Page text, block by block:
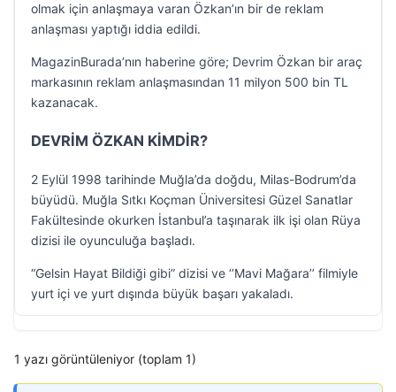
olmak için anlaşmaya varan Özkan’ın bir de reklam
anlaşması yaptığı iddia edildi.
MagazinBurada’nın haberine göre; Devrim Özkan bir araç
markasının reklam anlaşmasından 11 milyon 500 bin TL
kazanacak.
DEVRİM ÖZKAN KİMDİR?
2 Eylül 1998 tarihinde Muğla’da doğdu, Milas-Bodrum’da
büyüdü. Muğla Sıtkı Koçman Üniversitesi Güzel Sanatlar
Fakültesinde okurken İstanbul’a taşınarak ilk işi olan Rüya
dizisi ile oyunculuğa başladı.
“Gelsin Hayat Bildiği gibi” dizisi ve ‘’Mavi Mağara’’ filmiyle
yurt içi ve yurt dışında büyük başarı yakaladı.
1 yazı görüntüleniyor (toplam 1)